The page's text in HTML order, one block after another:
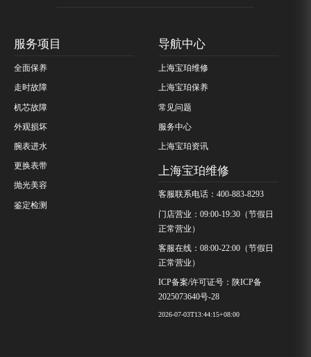
服务项目
全面保养
走时故障
机芯故障
外观损坏
腕表进水
更换表带
抛光美容
鉴定检测
导航中心
上海宝珀维修
上海宝珀保养
常见问题
服务中心
上海宝珀资讯
上海宝珀维修
客服联系电话：400-883-8293
门店营业：09:00-19:30（节假日
正常营业）
客服在线：08:00-22:00（节假日
正常营业）
ICP备案/许可证号：陕ICP备
2025073640号-28
2026-07-03T13:44:15+08:00